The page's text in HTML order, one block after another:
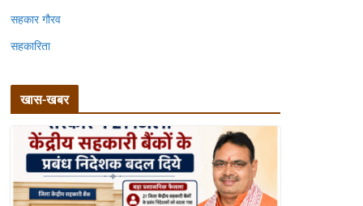
सहकार गौरव
सहकारिता
खास-खबर